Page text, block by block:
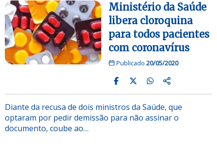
Ministério da Saúde
libera cloroquina
para todos pacientes
com coronavírus
Publicado 20/05/2020
Diante da recusa de dois ministros da Saúde, que
optaram por pedir demissão para não assinar o
documento, coube ao…